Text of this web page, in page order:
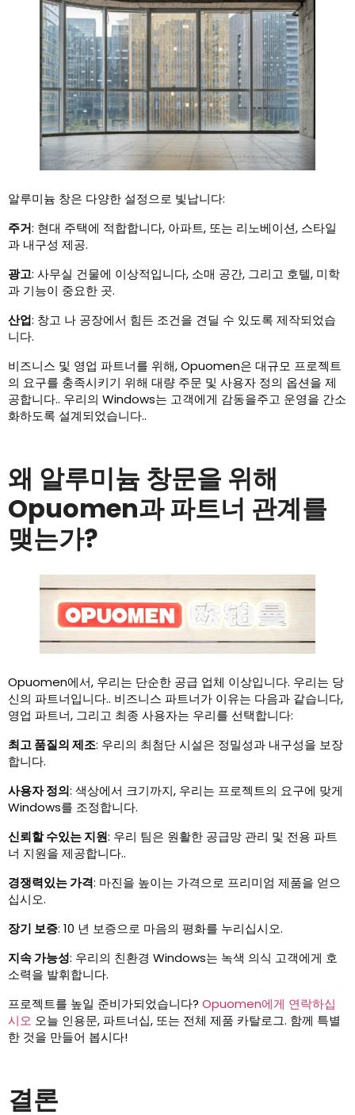
알루미늄 창은 다양한 설정으로 빛납니다:
주거: 현대 주택에 적합합니다, 아파트, 또는 리노베이션, 스타일
과 내구성 제공.
광고: 사무실 건물에 이상적입니다, 소매 공간, 그리고 호텔, 미학
과 기능이 중요한 곳.
산업: 창고 나 공장에서 힘든 조건을 견딜 수 있도록 제작되었습
니다.
비즈니스 및 영업 파트너를 위해, Opuomen은 대규모 프로젝트
의 요구를 충족시키기 위해 대량 주문 및 사용자 정의 옵션을 제
공합니다.. 우리의 Windows는 고객에게 감동을주고 운영을 간소
화하도록 설계되었습니다..
왜 알루미늄 창문을 위해
Opuomen과 파트너 관계를
맺는가?
Opuomen에서, 우리는 단순한 공급 업체 이상입니다. 우리는 당
신의 파트너입니다.. 비즈니스 파트너가 이유는 다음과 같습니다,
영업 파트너, 그리고 최종 사용자는 우리를 선택합니다:
최고 품질의 제조: 우리의 최첨단 시설은 정밀성과 내구성을 보장
합니다.
사용자 정의: 색상에서 크기까지, 우리는 프로젝트의 요구에 맞게
Windows를 조정합니다.
신뢰할 수있는 지원: 우리 팀은 원활한 공급망 관리 및 전용 파트
너 지원을 제공합니다..
경쟁력있는 가격: 마진을 높이는 가격으로 프리미엄 제품을 얻으
십시오.
장기 보증: 10 년 보증으로 마음의 평화를 누리십시오.
지속 가능성: 우리의 친환경 Windows는 녹색 의식 고객에게 호
소력을 발휘합니다.
프로젝트를 높일 준비가되었습니다? Opuomen에게 연락하십
시오 오늘 인용문, 파트너십, 또는 전체 제품 카탈로그. 함께 특별
한 것을 만들어 봅시다!
결론